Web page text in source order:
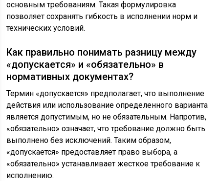
основным требованиям. Такая формулировка
позволяет сохранять гибкость в исполнении норм и
технических условий.
Как правильно понимать разницу между
«допускается» и «обязательно» в
нормативных документах?
Термин «допускается» предполагает, что выполнение
действия или использование определенного варианта
является допустимым, но не обязательным. Напротив,
«обязательно» означает, что требование должно быть
выполнено без исключений. Таким образом,
«допускается» предоставляет право выбора, а
«обязательно» устанавливает жесткое требование к
исполнению.